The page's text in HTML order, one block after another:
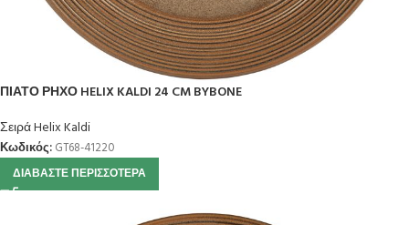
ΠΙΑΤΟ ΡΗΧΟ HELIX KALDI 24 CM BYBONE
Σειρά Helix Kaldi
Κωδικός: GT68-41220
ΔΙΑΒΆΣΤΕ ΠΕΡΙΣΣΌΤΕΡΑ